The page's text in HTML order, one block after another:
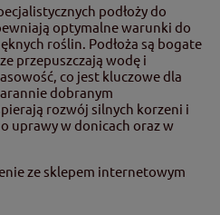
podłoży do
optymalne warunki do
roślin. Podłoża są bogate
przepuszczają wodę i
co jest kluczowe dla
dobranym
rozwój silnych korzeni i
uprawy w donicach oraz w
ze sklepem internetowym